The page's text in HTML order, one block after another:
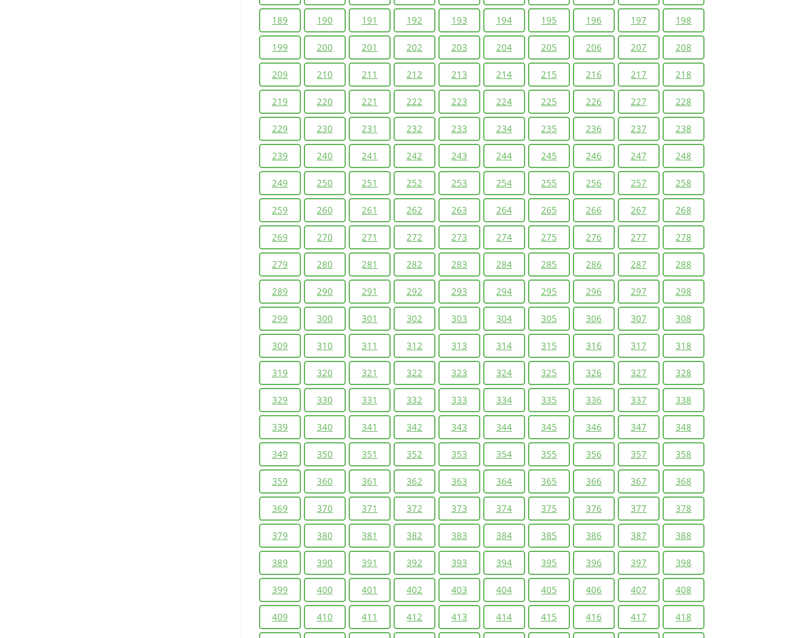
189 190 191 192 193 194 195 196 197 198
199 200 201 202 203 204 205 206 207 208
209 210 211 212 213 214 215 216 217 218
219 220 221 222 223 224 225 226 227 228
229 230 231 232 233 234 235 236 237 238
239 240 241 242 243 244 245 246 247 248
249 250 251 252 253 254 255 256 257 258
259 260 261 262 263 264 265 266 267 268
269 270 271 272 273 274 275 276 277 278
279 280 281 282 283 284 285 286 287 288
289 290 291 292 293 294 295 296 297 298
299 300 301 302 303 304 305 306 307 308
309 310 311 312 313 314 315 316 317 318
319 320 321 322 323 324 325 326 327 328
329 330 331 332 333 334 335 336 337 338
339 340 341 342 343 344 345 346 347 348
349 350 351 352 353 354 355 356 357 358
359 360 361 362 363 364 365 366 367 368
369 370 371 372 373 374 375 376 377 378
379 380 381 382 383 384 385 386 387 388
389 390 391 392 393 394 395 396 397 398
399 400 401 402 403 404 405 406 407 408
409 410 411 412 413 414 415 416 417 418